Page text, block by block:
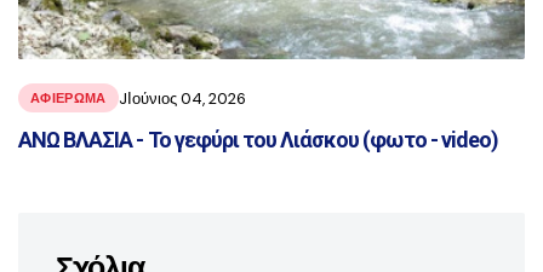
ΑΦΙΕΡΩΜΑ JΙούνιος 04, 2026
ΑΝΩ ΒΛΑΣΙΑ - Το γεφύρι του Λιάσκου (φωτο - video)